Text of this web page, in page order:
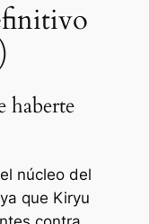
haberte
núcleo del
que Kiryu